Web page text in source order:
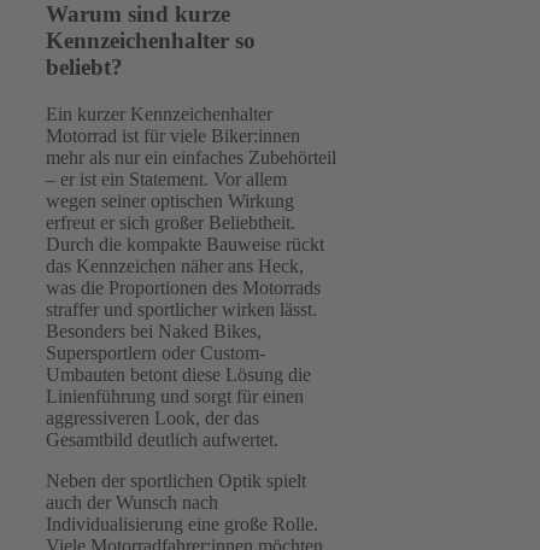
Warum sind kurze
Kennzeichenhalter so
beliebt?
Ein kurzer Kennzeichenhalter
Motorrad ist für viele Biker:innen
mehr als nur ein einfaches Zubehörteil
– er ist ein Statement. Vor allem
wegen seiner optischen Wirkung
erfreut er sich großer Beliebtheit.
Durch die kompakte Bauweise rückt
das Kennzeichen näher ans Heck,
was die Proportionen des Motorrads
straffer und sportlicher wirken lässt.
Besonders bei Naked Bikes,
Supersportlern oder Custom-
Umbauten betont diese Lösung die
Linienführung und sorgt für einen
aggressiveren Look, der das
Gesamtbild deutlich aufwertet.
Neben der sportlichen Optik spielt
auch der Wunsch nach
Individualisierung eine große Rolle.
Viele Motorradfahrer:innen möchten